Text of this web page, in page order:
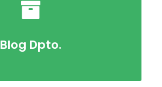
Blog Dpto.